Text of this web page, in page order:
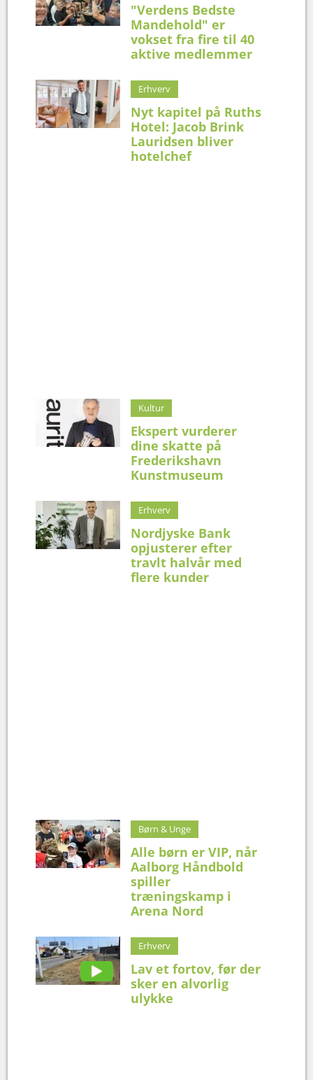
"Verdens Bedste
Mandehold" er
vokset fra fire til 40
aktive medlemmer
Erhverv
Nyt kapitel på Ruths
Hotel: Jacob Brink
Lauridsen bliver
hotelchef
Kultur
Ekspert vurderer
dine skatte på
Frederikshavn
Kunstmuseum
Erhverv
Nordjyske Bank
opjusterer efter
travlt halvår med
flere kunder
Børn & Unge
Alle børn er VIP, når
Aalborg Håndbold
spiller
træningskamp i
Arena Nord
Erhverv
Lav et fortov, før der
sker en alvorlig
ulykke